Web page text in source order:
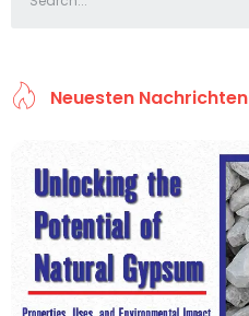
Neuesten Nachrichten